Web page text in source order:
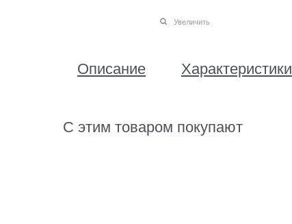
Увеличить
Описание Характеристики
С этим товаром покупают